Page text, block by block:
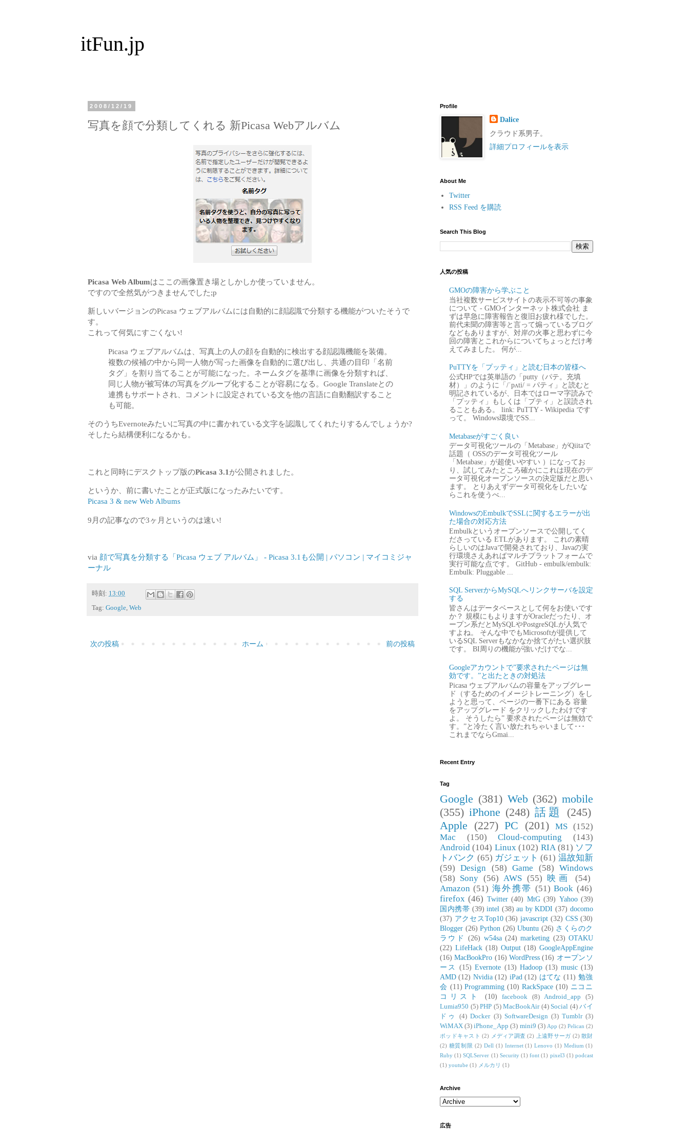
itFun.jp
2008/12/19
写真を顔で分類してくれる 新Picasa Webアルバム
Picasa Web Albumはここの画像置き場としかしか使っていません。
ですので全然気がつきませんでした;p
新しいバージョンのPicasa ウェブアルバムには自動的に顔認識で分類する機能がついたそうで
す。
これって何気にすごくない!
Picasa ウェブアルバムは、写真上の人の顔を自動的に検出する顔認識機能を装備。
複数の候補の中から同一人物が写った画像を自動的に選び出し、共通の目印「名前
タグ」を割り当てることが可能になった。ネームタグを基準に画像を分類すれば、
同じ人物が被写体の写真をグループ化することが容易になる。Google Translateとの
連携もサポートされ、コメントに設定されている文を他の言語に自動翻訳すること
も可能。
そのうちEvernoteみたいに写真の中に書かれている文字を認識してくれたりするんでしょうか?
そしたら結構便利になるかも。
これと同時にデスクトップ版のPicasa 3.1 が公開されました。
というか、前に書いたことが正式版になったみたいです。
Picasa 3 & new Web Albums
9月の記事なので3ヶ月というのは速い!
via 顔で写真を分類する「Picasa ウェブ アルバム」 - Picasa 3.1も公開 | パソコン | マイコミジャ
ーナル
時刻: 13:00
Tag: Google Web
次の投稿 前の投稿
ホーム
Profile
Dalice
クラウド系男子。
詳細プロフィールを表示
About Me
Twitter
RSS Feed を購読
Search This Blog
人気の投稿
GMOの障害から学ぶこと
当社複数サービスサイトの表示不可等の事象
について - GMOインターネット株式会社 ま
ずは早急に障害報告と復旧お疲れ様でした。
前代未聞の障害等と言って煽っているブログ
などもありますが、対岸の火事と思わずに今
回の障害とこれからについてちょっとだけ考
えてみました。 何が...
PuTTYを「プッティ」と読む日本の皆様へ
公式HPでは英単語の「putty（パテ。充填
材）」のように「/ˈpʌti/ = パティ」と読むと
明記されているが、日本ではローマ字読みで
「プッティ」もしくは「プティ」と誤読され
ることもある。 link: PuTTY - Wikipedia です
って。 Windows環境でSS...
Metabaseがすごく良い
データ可視化ツールの「Metabase」がQiitaで
話題（ OSSのデータ可視化ツール
「Metabase」が超使いやすい ）になってお
り、試してみたところ確かにこれは現在のデ
ータ可視化オープンソースの決定版だと思い
ます。 とりあえずデータ可視化をしたいな
らこれを使うべ...
WindowsのEmbulkでSSLに関するエラーが出
た場合の対応方法
Embulkというオープンソースで公開してく
ださっている ETLがあります。 これの素晴
らしいのはJavaで開発されており、Javaの実
行環境さえあればマルチプラットフォームで
実行可能な点です。 GitHub - embulk/embulk:
Embulk: Pluggable ...
SQL ServerからMySQLへリンクサーバを設定
する
皆さんはデータベースとして何をお使いです
か？ 規模にもよりますがOracleだったり、オ
ープン系だとMySQLやPostgreSQLが人気で
すよね。 そんな中でもMicrosoftが提供して
いるSQL Serverもなかなか捨てがたい選択肢
です。 BI周りの機能が強いだけでな...
Googleアカウントで”要求されたページは無
効です。”と出たときの対処法
Picasa ウェブアルバムの容量をアップグレー
ド（するためのイメージトレーニング）をし
ようと思って、ページの一番下にある 容量
をアップグレード をクリックしたわけです
よ。 そうしたら” 要求されたページは無効で
す。”と冷たく言い放たれちゃいまして･･･
これまでならGmai...
Recent Entry
Tag
Google (381) Web (362) mobile
(355) iPhone (248) 話題
(245)
Apple (227) PC (201) MS (152)
Mac
(150) Cloud-computing
(143)
Android (104) Linux (102) RIA (81) ソフ
トバンク (65) ガジェット (61) 温故知新
(59)
Design (58) Game (58) Windows
(58) Sony (56) AWS (55) 映画
(54)
Amazon (51) 海外携帯 (51) Book (46)
firefox (46) Twitter (40) MtG (39) Yahoo (39)
国内携帯 (39) intel (38) au by KDDI (37) docomo
(37) アクセスTop10 (36) javascript (32) CSS (30)
Blogger (26) Python (26) Ubuntu (26) さくらのク
ラウド
(26) w54sa (24) marketing (23) OTAKU
(22) LifeHack (18) Output (18) GoogleAppEngine
(16) MacBookPro (16) WordPress (16) オープンソ
ース
(15) Evernote (13) Hadoop (13) music (13)
AMD (12) Nvidia (12) iPad (12) はてな (11) 勉強
会 (11) Programming (10) RackSpace (10) ニコニ
コリスト
(10) facebook (8) Android_app
(5)
Lumia950 (5) PHP (5) MacBookAir (4) Social (4) バイ
ドゥ
(4) Docker (3) SoftwareDesign (3) Tumblr (3)
WiMAX (3) iPhone_App (3) mini9 (3) App (2) Pelican (2)
ポッドキャスト (2) メディア調査 (2) 上遠野サーガ (2) 散財
(2) 糖質制限 (2) Dell (1) Internet (1) Lenovo (1) Medium (1)
Ruby (1) SQLServer (1) Security (1) font (1) pixel3 (1) podcast
(1) youtube (1) メルカリ (1)
Archive
広告